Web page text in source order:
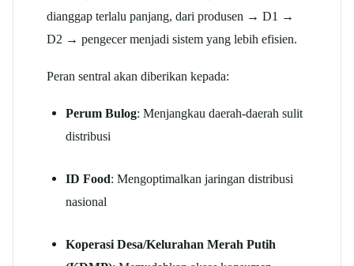
dianggap terlalu panjang, dari produsen → D1 →
D2 → pengecer menjadi sistem yang lebih efisien.
Peran sentral akan diberikan kepada:
Perum Bulog: Menjangkau daerah-daerah sulit
distribusi
ID Food: Mengoptimalkan jaringan distribusi
nasional
Koperasi Desa/Kelurahan Merah Putih